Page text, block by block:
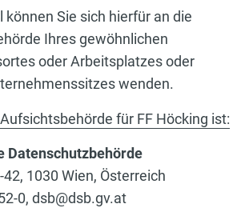
können Sie sich hierfür an die
Ihres gewöhnlichen
oder Arbeitsplatzes oder
wenden.
für FF Höcking ist:
Datenschutzbehörde
1030 Wien, Österreich
0, dsb@dsb.gv.at